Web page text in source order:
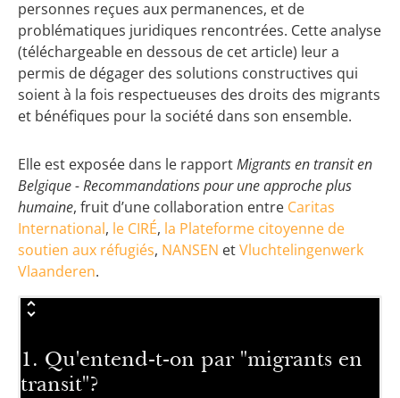
personnes reçues aux permanences, et de
problématiques juridiques rencontrées. Cette analyse
(téléchargeable en dessous de cet article) leur a
permis de dégager des solutions constructives qui
soient à la fois respectueuses des droits des migrants
et bénéfiques pour la société dans son ensemble.
Elle est exposée dans le rapportMigrants en transit en
Belgique - Recommandations pour une approche plus
humaine, fruit d’une collaboration entre Caritas
International, le CIRÉ, la Plateforme citoyenne de
soutien aux réfugiés, NANSEN etVluchtelingenwerk
Vlaanderen.
1. Qu'entend-t-on par "migrants en
transit"?